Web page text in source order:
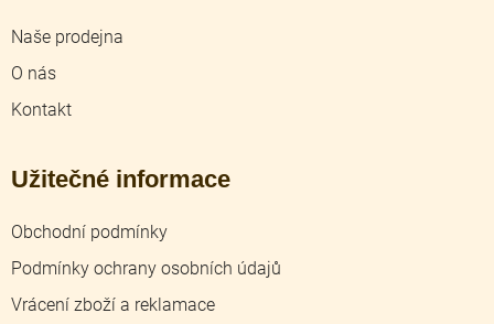
Naše prodejna
O nás
Kontakt
Užitečné informace
Obchodní podmínky
Podmínky ochrany osobních údajů
Vrácení zboží a reklamace